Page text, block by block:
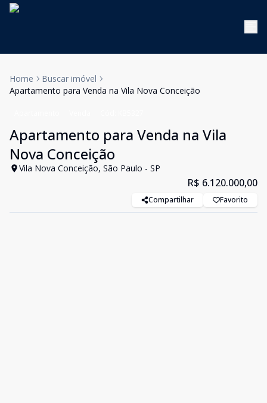
Home
Buscar imóvel
Apartamento para Venda na Vila Nova Conceição
Apartamento para Venda na Vila
Nova Conceição
Vila Nova Conceição, São Paulo - SP
R$ 6.120.000,00
Compartilhar Favorito